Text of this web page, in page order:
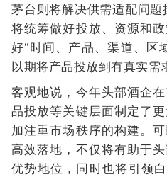
茅台则将解决供需适配问
将统筹做好投放、资源和
好“时间、产品、渠道、区
以期将产品投放到有真实需
客观地说，今年头部酒企
品投放等关键层面制定了
加注重市场秩序的构建。
高效落地，不仅将有助于
优势地位，同时也将引领